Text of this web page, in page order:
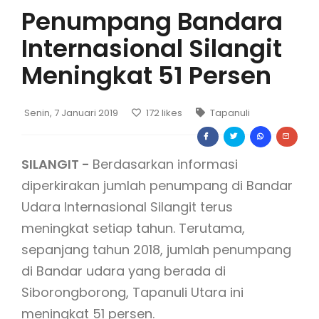
Penumpang Bandara
Internasional Silangit
Meningkat 51 Persen
Senin, 7 Januari 2019 172likes Tapanuli
SILANGIT - Berdasarkan informasi
diperkirakan jumlah penumpang di Bandar
Udara Internasional Silangit terus
meningkat setiap tahun. Terutama,
sepanjang tahun 2018, jumlah penumpang
di Bandar udara yang berada di
Siborongborong, Tapanuli Utara ini
meningkat 51 persen.